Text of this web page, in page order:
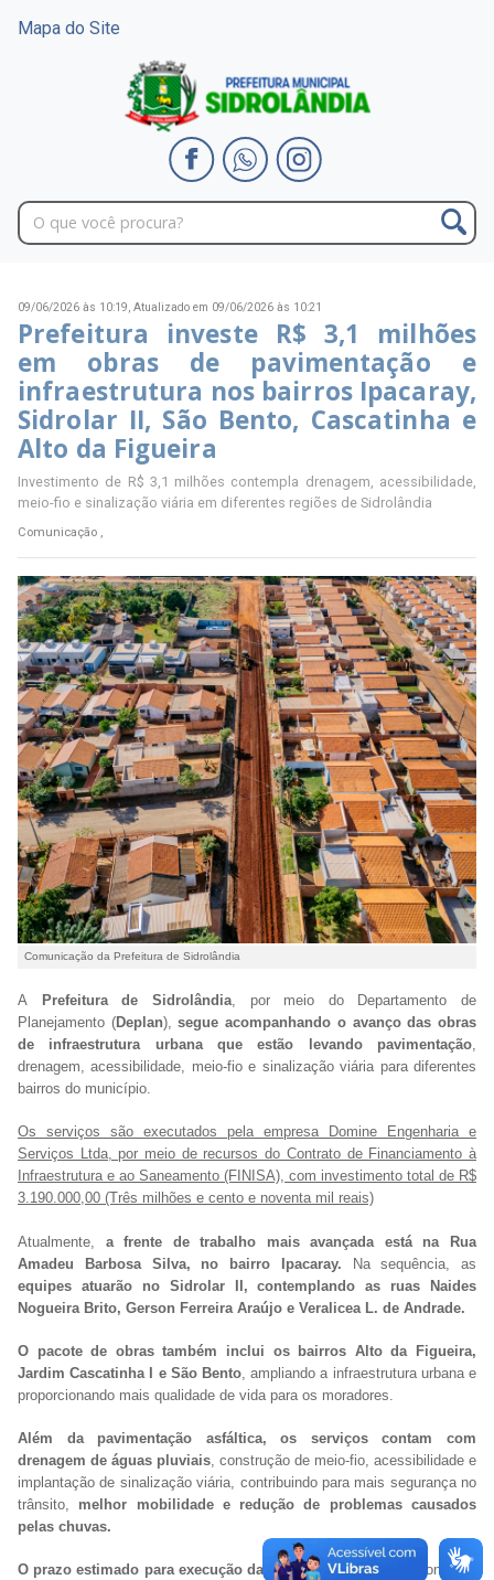
Mapa do Site
09/06/2026 às 10:19, Atualizado em 09/06/2026 às 10:21
Prefeitura investe R$ 3,1 milhões
em obras de pavimentação e
infraestrutura nos bairros Ipacaray,
Sidrolar II, São Bento, Cascatinha e
Alto da Figueira
Investimento de R$ 3,1 milhões contempla drenagem, acessibilidade,
meio-fio e sinalização viária em diferentes regiões de Sidrolândia
Comunicação ,
Comunicação da Prefeitura de Sidrolândia
A Prefeitura de Sidrolândia, por meio do Departamento de
Planejamento (Deplan),segue acompanhando o avanço das obras
de infraestrutura urbana que estão levando pavimentação,
drenagem, acessibilidade, meio-fio e sinalização viária para diferentes
bairros do município.
Os serviços são executados pela empresa Domine Engenharia e
Serviços Ltda, por meio de recursos do Contrato de Financiamento à
Infraestrutura e ao Saneamento (FINISA), com investimento total de R$
3.190.000,00 (Três milhões e cento e noventa mil reais)
Atualmente, a frente de trabalho mais avançada está na Rua
Amadeu Barbosa Silva, no bairro Ipacaray. Na sequência, as
equipes atuarão no Sidrolar II, contemplando as ruas Naides
Nogueira Brito, Gerson Ferreira Araújo e Veralicea L. de Andrade.
O pacote de obras também inclui os bairros Alto da Figueira,
Jardim Cascatinha I e São Bento , ampliando a infraestrutura urbana e
proporcionando mais qualidade de vida para os moradores.
Além da pavimentação asfáltica, os serviços contam com
drenagem de águas pluviais , construção de meio-fio, acessibilidade e
implantação de sinalização viária, contribuindo para mais segurança no
trânsito,
melhor mobilidade e redução de problemas causados
pelas chuvas.
O prazo estimado para execução das obras é de 360 dias
, contados